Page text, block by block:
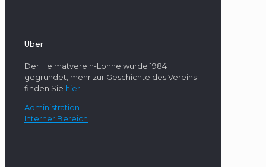
Über
Der Heimatverein-Lohne wurde 1984
gegründet, mehr zur Geschichte des Vereins
finden Sie hier
Administration
Interner Bereich